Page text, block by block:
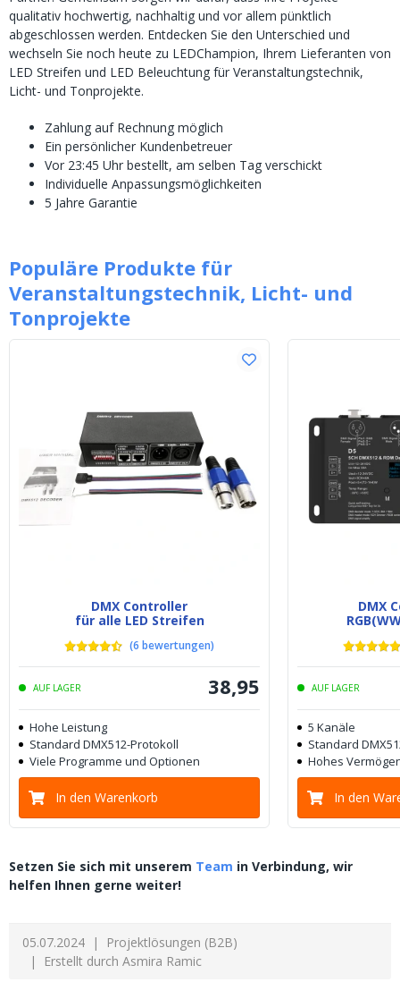
qualitativ hochwertig, nachhaltig und vor allem pünktlich
abgeschlossen werden. Entdecken Sie den Unterschied und
wechseln Sie noch heute zu LEDChampion, Ihrem Lieferanten von
LED Streifen und LED Beleuchtung für Veranstaltungstechnik,
Licht- und Tonprojekte.
Zahlung auf Rechnung möglich
Ein persönlicher Kundenbetreuer
Vor 23:45 Uhr bestellt, am selben Tag verschickt
Individuelle Anpassungsmöglichkeiten
5 Jahre Garantie
Populäre Produkte für
Veranstaltungstechnik, Licht- und
Tonprojekte
DMX Controller
für alle LED Streifen
(6 bewertungen)
AUF LAGER 38,95
Hohe Leistung
Standard DMX512-Protokoll
Viele Programme und Optionen
In den Warenkorb
DMX
AUF LAGER
5 Kanäle
Standard
Hohes
In den
Setzen Sie sich mit unserem Team in Verbindung, wir
helfen Ihnen gerne weiter!
05.07.2024
Projektlösungen (B2B)
Erstellt durch Asmira Ramic